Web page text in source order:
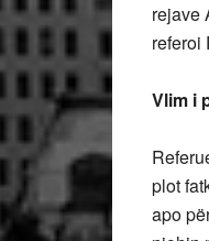
rejave
referoi
Vlim i
plot
apo